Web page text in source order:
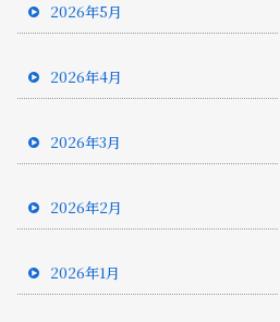
2026年5月
2026年4月
2026年3月
2026年2月
2026年1月